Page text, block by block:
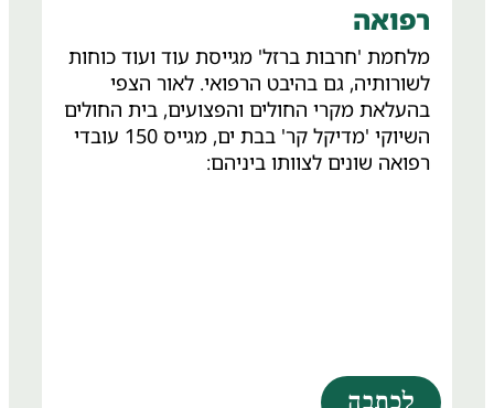
רפואה
מלחמת 'חרבות ברזל' מגייסת עוד ועוד כוחות
לשורותיה, גם בהיבט הרפואי. לאור הצפי
בהעלאת מקרי החולים והפצועים, בית החולים
השיוקי 'מדיקל קר' בבת ים, מגייס 150 עובדי
רפואה שונים לצוותו ביניהם: